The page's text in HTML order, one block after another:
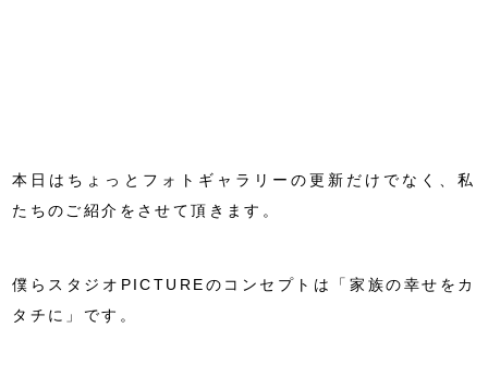
本日はちょっとフォトギャラリーの更新だけでなく、私
たちのご紹介をさせて頂きます。
僕らスタジオPICTUREのコンセプトは「家族の幸せをカ
タチに」です。